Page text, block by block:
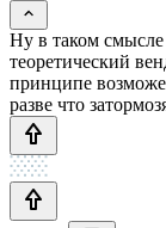
Ну в таком смысле
теоретический
принципе
разве что